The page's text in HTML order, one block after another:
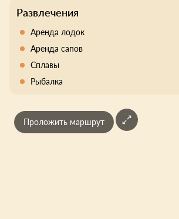
Развлечения
Аренда лодок
Аренда сапов
Сплавы
Рыбалка
Проложить маршрут